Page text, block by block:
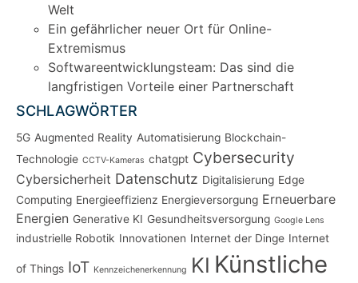
Welt
Ein gefährlicher neuer Ort für Online-
Extremismus
Softwareentwicklungsteam: Das sind die
langfristigen Vorteile einer Partnerschaft
SCHLAGWÖRTER
5G Augmented Reality Automatisierung Blockchain-
Technologie CCTV-Kameras chatgpt Cybersecurity
Cybersicherheit Datenschutz Digitalisierung Edge
Computing Energieeffizienz Energieversorgung Erneuerbare
Energien Generative KI Gesundheitsversorgung Google Lens
industrielle Robotik Innovationen Internet der Dinge Internet
of Things IoT Kennzeichenerkennung KI Künstliche